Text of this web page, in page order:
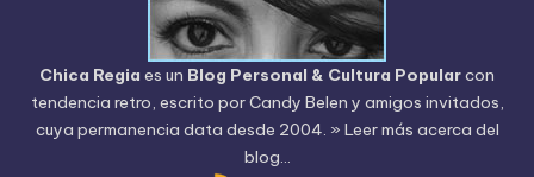
Chica Regia es un Blog Personal & Cultura Popularcon
tendencia retro, escrito porCandy Belen y amigos invitados,
cuya permanencia data desde 2004. » Leer más acerca del
blog...